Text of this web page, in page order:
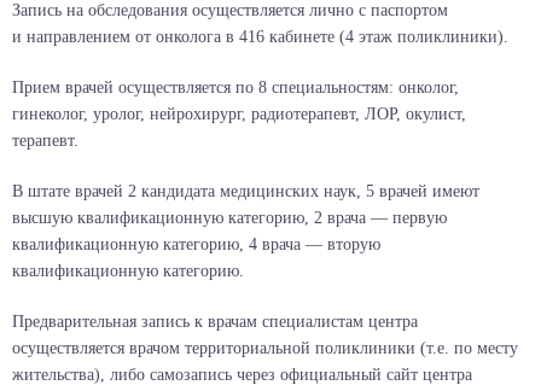
Запись на обследования осуществляется лично с паспортом
и направлением от онколога в 416 кабинете (4 этаж поликлиники).
Прием врачей осуществляется по 8 специальностям: онколог,
гинеколог, уролог, нейрохирург, радиотерапевт, ЛОР, окулист,
терапевт.
В штате врачей 2 кандидата медицинских наук, 5 врачей имеют
высшую квалификационную категорию, 2 врача — первую
квалификационную категорию, 4 врача — вторую
квалификационную категорию.
Предварительная запись к врачам специалистам центра
осуществляется врачом территориальной поликлиники (т.е. по месту
жительства), либо самозапись через официальный сайт центра